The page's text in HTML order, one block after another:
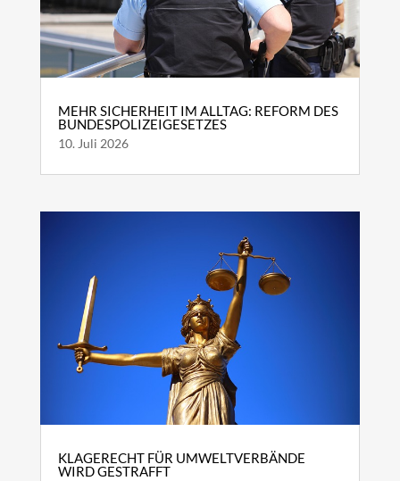
MEHR SICHERHEIT IM ALLTAG: REFORM DES
BUNDESPOLIZEIGESETZES
10. Juli 2026
KLAGERECHT FÜR UMWELTVERBÄNDE
WIRD GESTRAFFT